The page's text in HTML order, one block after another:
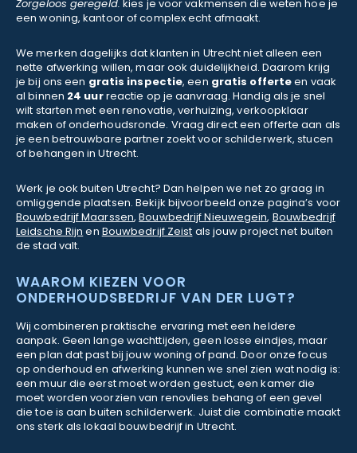
Zorgeloos geregeld. kies je voor vakmensen die weten hoe je
een woning, kantoor of complex echt afmaakt.
We merken dagelijks dat klanten in Utrecht niet alleen een
nette afwerking willen, maar ook duidelijkheid. Daarom krijg
je bij ons een gratis inspectie, een gratis offerteen vaak
al binnen 24 uurreactie op je aanvraag. Handig als je snel
wilt starten met een renovatie, verhuizing, verkoopklaar
maken of onderhoudsronde. Vraag direct een offerte aan als
je een betrouwbare partner zoekt voor schilderwerk, stucen
of behangen in Utrecht.
Werk je ook buiten Utrecht? Dan helpen we net zo graag in
omliggende plaatsen. Bekijk bijvoorbeeld onze pagina’s voor
Bouwbedrijf Maarssen,Bouwbedrijf Nieuwegein, Bouwbedrijf
Leidsche Rijn en Bouwbedrijf Zeist als jouw project net buiten
de stad valt.
WAAROM KIEZEN VOOR
ONDERHOUDSBEDRIJF VAN DER LUGT?
Wij combineren praktische ervaring met een heldere
aanpak. Geen lange wachttijden, geen losse eindjes, maar
een plan dat past bij jouw woning of pand. Door onze focus
op onderhoud en afwerking kunnen we snel zien wat nodig is:
een muur die eerst moet worden gestuct, een kamer die
moet worden voorzien van renovlies behang of een gevel
die toe is aan buiten schilderwerk. Juist die combinatie maakt
ons sterk als lokaal bouwbedrijf in Utrecht.